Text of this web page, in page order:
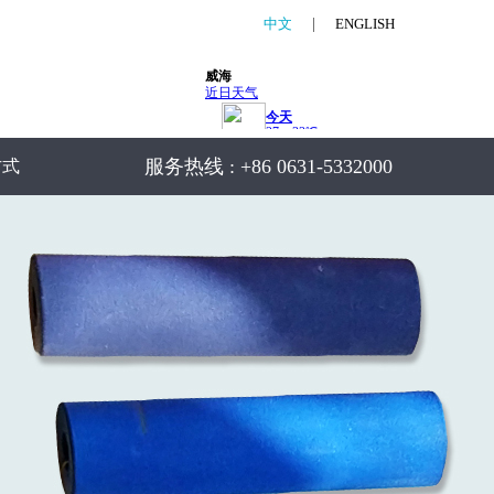
中文 ENGLISH
服务热线 : +86 0631-5332000